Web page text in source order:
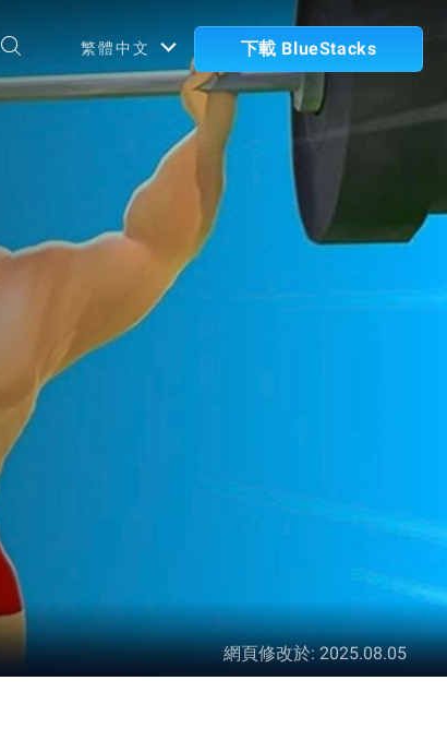
繁體中文 下載 BlueStacks
網頁修改於:2025.08.05